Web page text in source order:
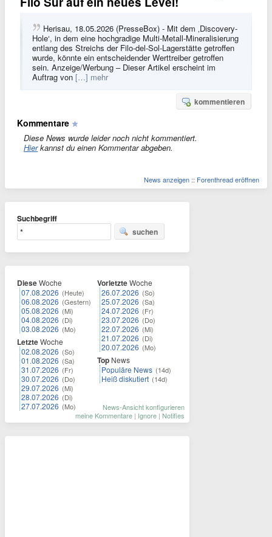
Herisau, 18.05.2026 (PresseBox) - Mit dem ‚Discovery-
Hole‘, in dem eine hochgradige Multi-Metall-Mineralisierung
entlang des Streichs der Filo-del-Sol-Lagerstätte getroffen
wurde, könnte ein entscheidender Werttreiber getroffen
sein. Anzeige/Werbung – Dieser Artikel erscheint im
Auftrag von […] mehr
kommentieren
Kommentare
Diese News wurde leider noch nicht kommentiert.
Hierkannst du einen Kommentar abgeben.
News anzeigen :: Forenthread eröffnen
Suchbegriff
suchen
DieseWoche
07.08.2026 (Heute)
06.08.2026 (Gestern)
05.08.2026 (Mi)
04.08.2026 (Di)
03.08.2026 (Mo)
LetzteWoche
02.08.2026 (So)
01.08.2026 (Sa)
31.07.2026 (Fr)
30.07.2026 (Do)
29.07.2026 (Mi)
28.07.2026 (Di)
27.07.2026 (Mo)
VorletzteWoche
26.07.2026 (So)
25.07.2026 (Sa)
24.07.2026 (Fr)
23.07.2026 (Do)
22.07.2026 (Mi)
21.07.2026 (Di)
20.07.2026 (Mo)
Top News
Populäre News (14d)
Heiß diskutiert (14d)
News-Ansicht konfigurieren
meine Kommentare | Ignore | Notifies